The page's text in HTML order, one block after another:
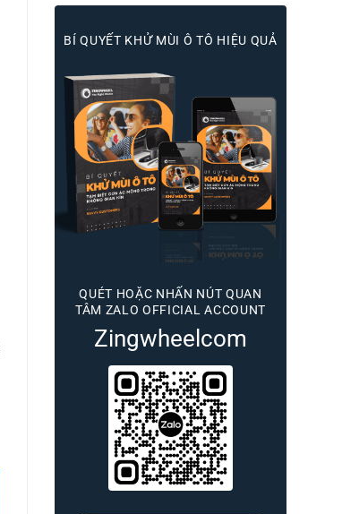
BÍ QUYẾT KHỬ MÙI Ô TÔ HIỆU QUẢ
QUÉT HOẶC NHẤN NÚT QUAN
TÂM ZALO OFFICIAL ACCOUNT
Zingwheelcom